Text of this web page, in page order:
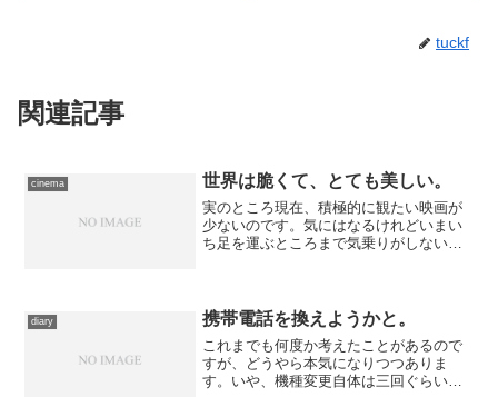
tuckf
関連記事
cinema 世界は脆くて、とても美しい。
実のところ現在、積極的に観たい映画が
少ないのです。気にはなるけれどいまい
ち足を運ぶところまで気乗りがしない、
たい」衝動のほうが募ってき...
diary 携帯電話を換えようかと。
これまでも何度か考えたことがあるので
すが、どうやら本気になりつつありま
す。いや、機種変更自体は三回ぐらいし